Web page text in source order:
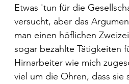
Etwas 'tun für die
versucht, aber das
man einen höflichen
sogar bezahlte Tätigkeiten
Hirnarbeiter wie mich
viel um die Ohren, dass